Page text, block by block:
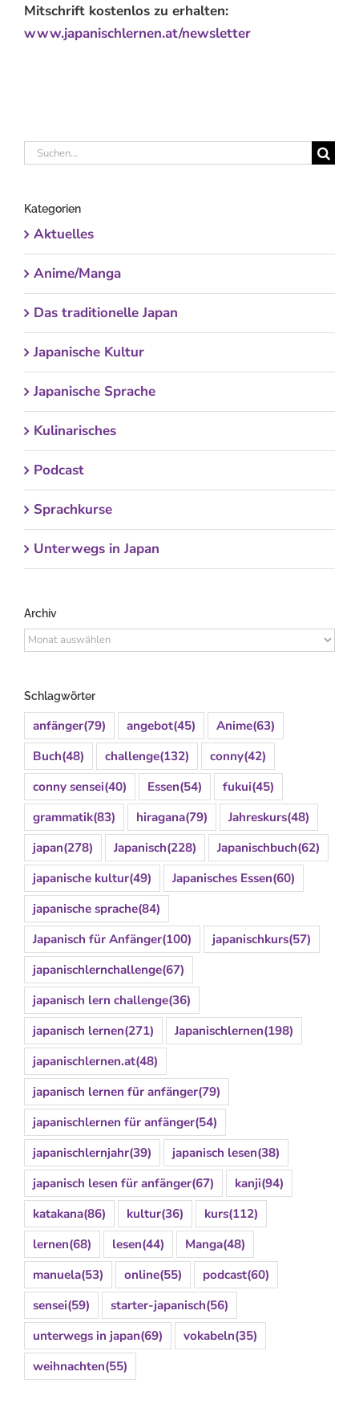
Mitschrift kostenlos zu erhalten:
www.japanischlernen.at/newsletter
Suche
Kategorien
Aktuelles
Anime/Manga
Das traditionelle Japan
Japanische Kultur
Japanische Sprache
Kulinarisches
Podcast
Sprachkurse
Unterwegs in Japan
Archiv
Archiv
Schlagwörter
anfänger(79) angebot(45) Anime(63)
Buch(48) challenge(132) conny(42)
conny sensei(40) Essen(54) fukui(45)
grammatik(83) hiragana(79) Jahreskurs(48)
japan(278) Japanisch(228) Japanischbuch(62)
japanische kultur(49) Japanisches Essen(60)
japanische sprache(84)
Japanisch für Anfänger(100) japanischkurs(57)
japanischlernchallenge(67)
japanisch lern challenge(36)
japanisch lernen(271) Japanischlernen(198)
japanischlernen.at(48)
japanisch lernen für anfänger(79)
japanischlernen für anfänger(54)
japanischlernjahr(39) japanisch lesen(38)
japanisch lesen für anfänger(67) kanji(94)
katakana(86) kultur(36) kurs(112)
lernen(68) lesen(44) Manga(48)
manuela(53) online(55) podcast(60)
sensei(59) starter-japanisch(56)
unterwegs in japan(69) vokabeln(35)
weihnachten(55)